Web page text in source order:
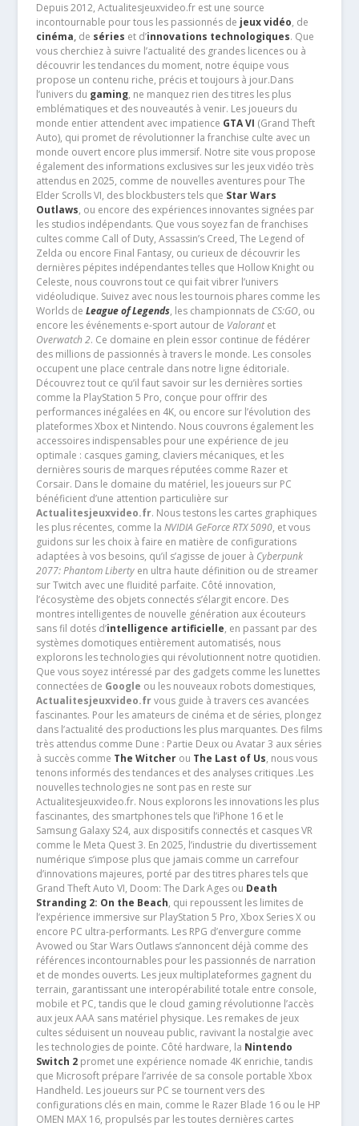
Depuis 2012, Actualitesjeuxvideo.fr est une source
incontournable pour tous les passionnés de jeux vidéo, de
cinéma,de séries et d’innovations technologiques. Que
vous cherchiez à suivre l’actualité des grandes licences ou à
découvrir les tendances du moment, notre équipe vous
propose un contenu riche, précis et toujours à jour.Dans
l’univers du gaming, ne manquez rien des titres les plus
emblématiques et des nouveautés à venir. Les joueurs du
monde entier attendent avec impatience GTA VI (Grand Theft
Auto), qui promet de révolutionner la franchise culte avec un
monde ouvert encore plus immersif. Notre site vous propose
également des informations exclusives sur les jeux vidéo très
attendus en 2025, comme de nouvelles aventures pour The
Elder Scrolls VI, des blockbusters tels que Star Wars
Outlaws, ou encore des expériences innovantes signées par
les studios indépendants. Que vous soyez fan de franchises
cultes comme Call of Duty, Assassin’s Creed, The Legend of
Zelda ou encore Final Fantasy, ou curieux de découvrir les
dernières pépites indépendantes telles que Hollow Knight ou
Celeste, nous couvrons tout ce qui fait vibrer l’univers
vidéoludique. Suivez avec nous les tournois phares comme les
Worlds de League of Legends, les championnats de CS:GO, ou
encore les événements e-sport autour de Valorantet
Overwatch 2. Ce domaine en plein essor continue de fédérer
des millions de passionnés à travers le monde. Les consoles
occupent une place centrale dans notre ligne éditoriale.
Découvrez tout ce qu’il faut savoir sur les dernières sorties
comme la PlayStation 5 Pro, conçue pour offrir des
performances inégalées en 4K, ou encore sur l’évolution des
plateformes Xbox et Nintendo. Nous couvrons également les
accessoires indispensables pour une expérience de jeu
optimale : casques gaming, claviers mécaniques, et les
dernières souris de marques réputées comme Razer et
Corsair. Dans le domaine du matériel, les joueurs sur PC
bénéficient d’une attention particulière sur
Actualitesjeuxvideo.fr. Nous testons les cartes graphiques
les plus récentes, comme la NVIDIA GeForce RTX 5090, et vous
guidons sur les choix à faire en matière de configurations
adaptées à vos besoins, qu’il s’agisse de jouer à Cyberpunk
2077: Phantom Libertyen ultra haute définition ou de streamer
sur Twitch avec une fluidité parfaite. Côté innovation,
l’écosystème des objets connectés s’élargit encore. Des
montres intelligentes de nouvelle génération aux écouteurs
sans fil dotés d’intelligence artificielle, en passant par des
systèmes domotiques entièrement automatisés, nous
explorons les technologies qui révolutionnent notre quotidien.
Que vous soyez intéressé par des gadgets comme les lunettes
connectées de Google ou les nouveaux robots domestiques,
Actualitesjeuxvideo.frvous guide à travers ces avancées
fascinantes. Pour les amateurs de cinéma et de séries, plongez
dans l’actualité des productions les plus marquantes. Des films
très attendus comme Dune : Partie Deux ou Avatar 3 aux séries
à succès comme The Witcherou The Last of Us, nous vous
tenons informés des tendances et des analyses critiques .Les
nouvelles technologies ne sont pas en reste sur
Actualitesjeuxvideo.fr. Nous explorons les innovations les plus
fascinantes, des smartphones tels que l’iPhone 16 et le
Samsung Galaxy S24, aux dispositifs connectés et casques VR
comme le Meta Quest 3. En 2025, l’industrie du divertissement
numérique s’impose plus que jamais comme un carrefour
d’innovations majeures, porté par des titres phares tels que
Grand Theft Auto VI, Doom: The Dark Ages ou Death
Stranding 2: On the Beach, qui repoussent les limites de
l’expérience immersive sur PlayStation 5 Pro, Xbox Series X ou
encore PC ultra-performants. Les RPG d’envergure comme
Avowed ou Star Wars Outlaws s’annoncent déjà comme des
références incontournables pour les passionnés de narration
et de mondes ouverts. Les jeux multiplateformes gagnent du
terrain, garantissant une interopérabilité totale entre console,
mobile et PC, tandis que le cloud gaming révolutionne l’accès
aux jeux AAA sans matériel physique. Les remakes de jeux
cultes séduisent un nouveau public, ravivant la nostalgie avec
les technologies de pointe. Côté hardware, la Nintendo
Switch 2promet une expérience nomade 4K enrichie, tandis
que Microsoft prépare l’arrivée de sa console portable Xbox
Handheld. Les joueurs sur PC se tournent vers des
configurations clés en main, comme le Razer Blade 16 ou le HP
OMEN MAX 16, propulsés par les toutes dernières cartes